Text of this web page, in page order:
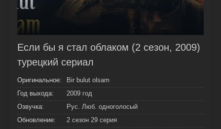
Если бы я стал облаком (2 сезон, 2009)
турецкий сериал
Оригинальное:
Bir bulut olsam
Год выхода:
2009 год
Озвучка:
Рус. Люб. одноголосый
Обновление:
2 сезон 29 серия